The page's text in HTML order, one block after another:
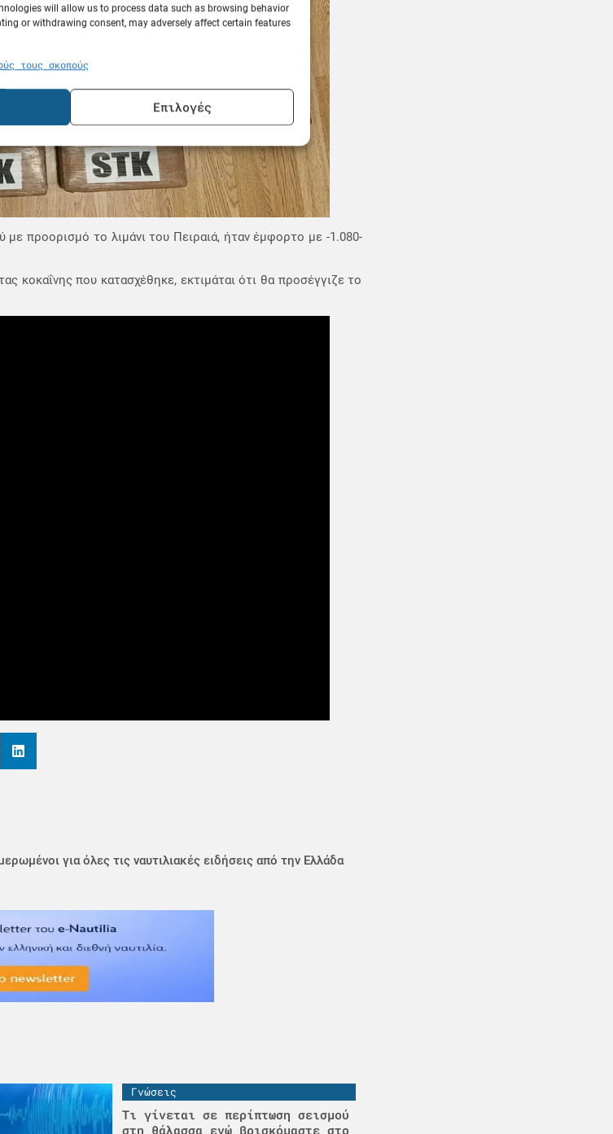
will allow us to process data such as browsing behavior
or withdrawing consent, may adversely affect certain features
τους σκοπούς
Επιλογές
προορισμό το λιμάνι του Πειραιά, ήταν έμφορτο με -1.080-
που κατασχέθηκε, εκτιμάται ότι θα προσέγγιζε το
για όλες τις ναυτιλιακές ειδήσεις από την Ελλάδα
Γνώσεις
Τι γίνεται σε περίπτωση σεισμού
στη θάλασσα ενώ βρισκόμαστε στο